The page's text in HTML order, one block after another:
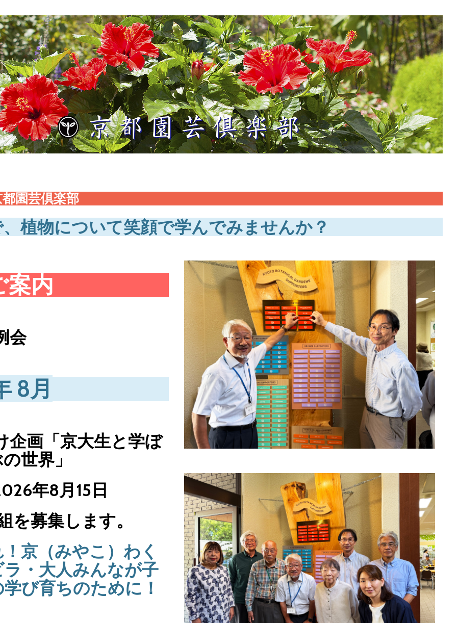
園芸倶楽部
植物について笑顔で学んでみませんか？
案内
会
】
8月
企画「京大生と学ぼ
世界」
年8月15日
を募集します。
京（みやこ）わく
・大人みんなが子
び育ちのために！